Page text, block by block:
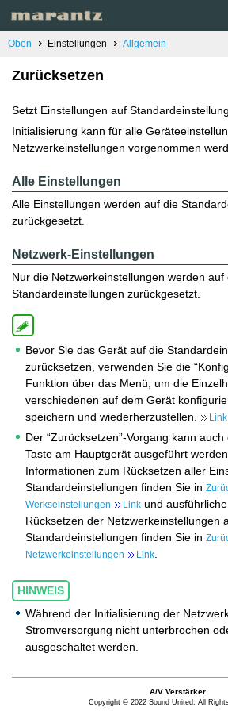
Oben Einstellungen Allgemein
Zurücksetzen
Setzt Einstellungen auf
Initialisierung kann für alle
Netzwerkeinstellungen vorgenommen
Alle Einstellungen
Alle Einstellungen werden auf die
zurückgesetzt.
Netzwerk-Einstellungen
Nur die Netzwerkeinstellungen werden auf
Standardeinstellungen zurückgesetzt.
Bevor Sie das Gerät auf die
zurücksetzen, verwenden Sie die
Funktion über das Menü, um die
verschiedenen auf dem Gerät
speichern und wiederherzustellen.
Link
Der “Zurücksetzen”-Vorgang kann
Taste am Hauptgerät ausgeführt
Informationen zum Rücksetzen aller
Standardeinstellungen finden Sie in
Werkseinstellungen
Link und
Rücksetzen der Netzwerkeinstellungen
Standardeinstellungen finden Sie in
Netzwerkeinstellungen
Link
HINWEIS
Während der Initialisierung der
Stromversorgung nicht unterbrochen
ausgeschaltet werden.
A/V Verstärker
Copyright © 2022 Sound United. All